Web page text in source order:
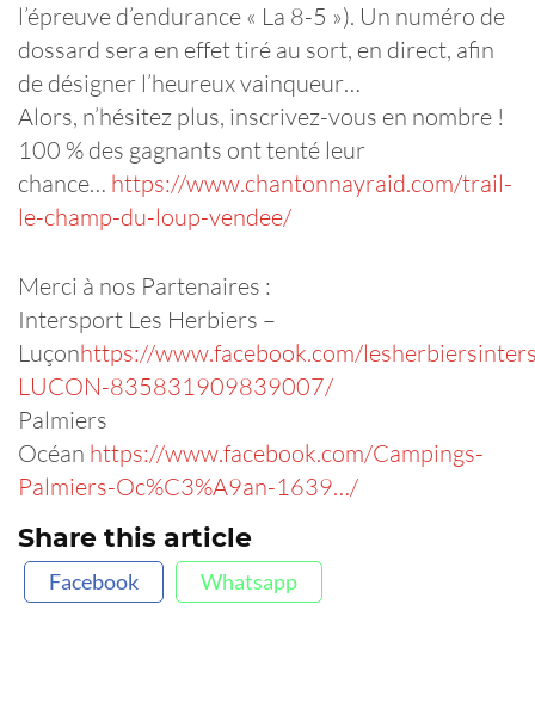
l’épreuve d’endurance « La 8-5 »). Un numéro de
dossard sera en effet tiré au sort, en direct, afin
de désigner l’heureux vainqueur…
Alors, n’hésitez plus, inscrivez-vous en nombre !
100 % des gagnants ont tenté leur
chance… https://www.chantonnayraid.com/trail-
le-champ-du-loup-vendee/
Merci à nos Partenaires :
Intersport Les Herbiers –
Luçonhttps://www.facebook.com/
LUCON-835831909839007/
Palmiers
Océan https://www.facebook.com/Campings-
Palmiers-Oc%C3%A9an-1639…/
Share this article
Facebook Whatsapp